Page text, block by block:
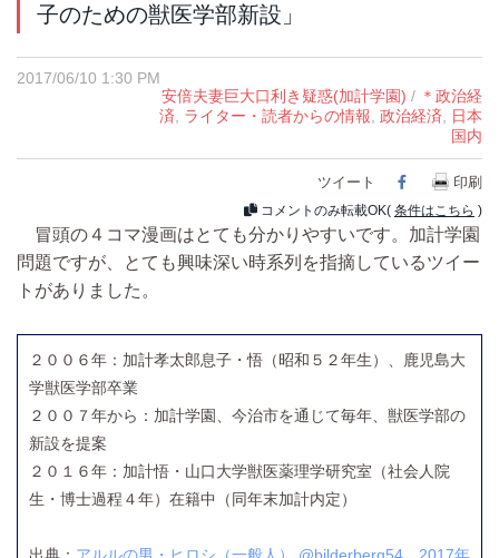
子のための獣医学部新設」
2017/06/10 1:30 PM
安倍夫妻巨大口利き疑惑(加計学園) / ＊政治経
済
ライター・読者からの情報 政治経済
日本
国内
ツイート Facebook
印刷
コメントのみ転載OK( 条件はこちら )
冒頭の４コマ漫画はとても分かりやすいです。加計学園
問題ですが、とても興味深い時系列を指摘しているツイー
トがありました。
２００６年：加計孝太郎息子・悟（昭和５２年生）、鹿児島大
学獣医学部卒業
２００７年から：加計学園、今治市を通じて毎年、獣医学部の
新設を提案
２０１６年：加計悟・山口大学獣医薬理学研究室（社会人院
生・博士過程４年）在籍中（同年末加計内定）